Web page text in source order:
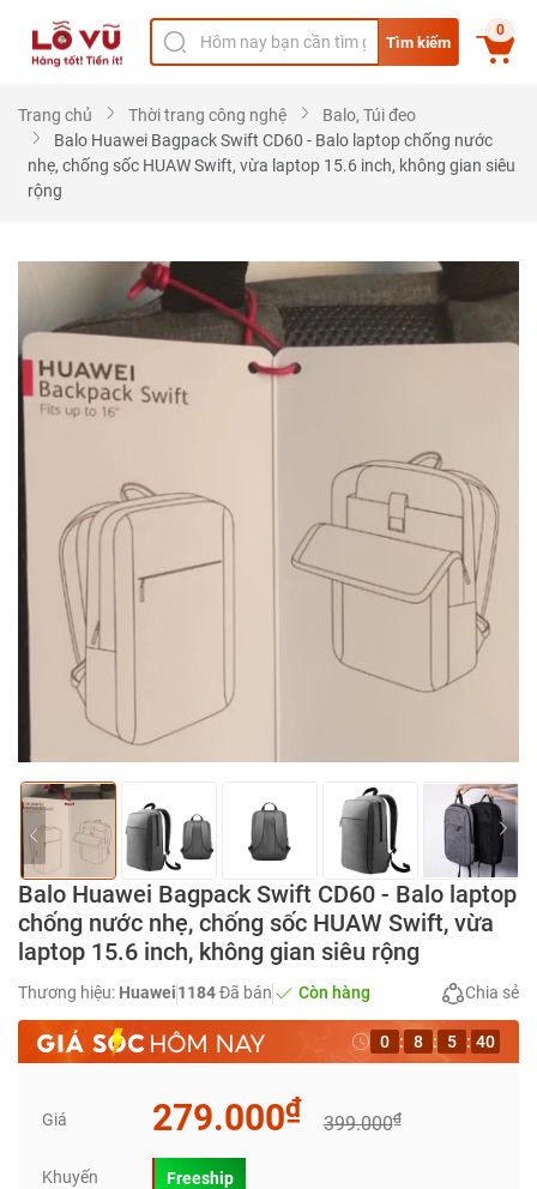
Tìm kiếm
0
Trang chủ Thời trang công nghệ
Balo, Túi đeo
Balo Huawei Bagpack Swift CD60 - Balo laptop chống nước
nhẹ, chống sốc HUAW Swift, vừa laptop 15.6 inch, không gian siêu
rộng
Balo Huawei Bagpack Swift CD60 - Balo laptop
chống nước nhẹ, chống sốc HUAW Swift, vừa
laptop 15.6 inch, không gian siêu rộng
Thương hiệu: Huawei1184Đã bán Còn hàng Chia sẻ
0 : 8 : 5 : 39
Giá 279.000₫
399.000₫
Khuyến
Freeship